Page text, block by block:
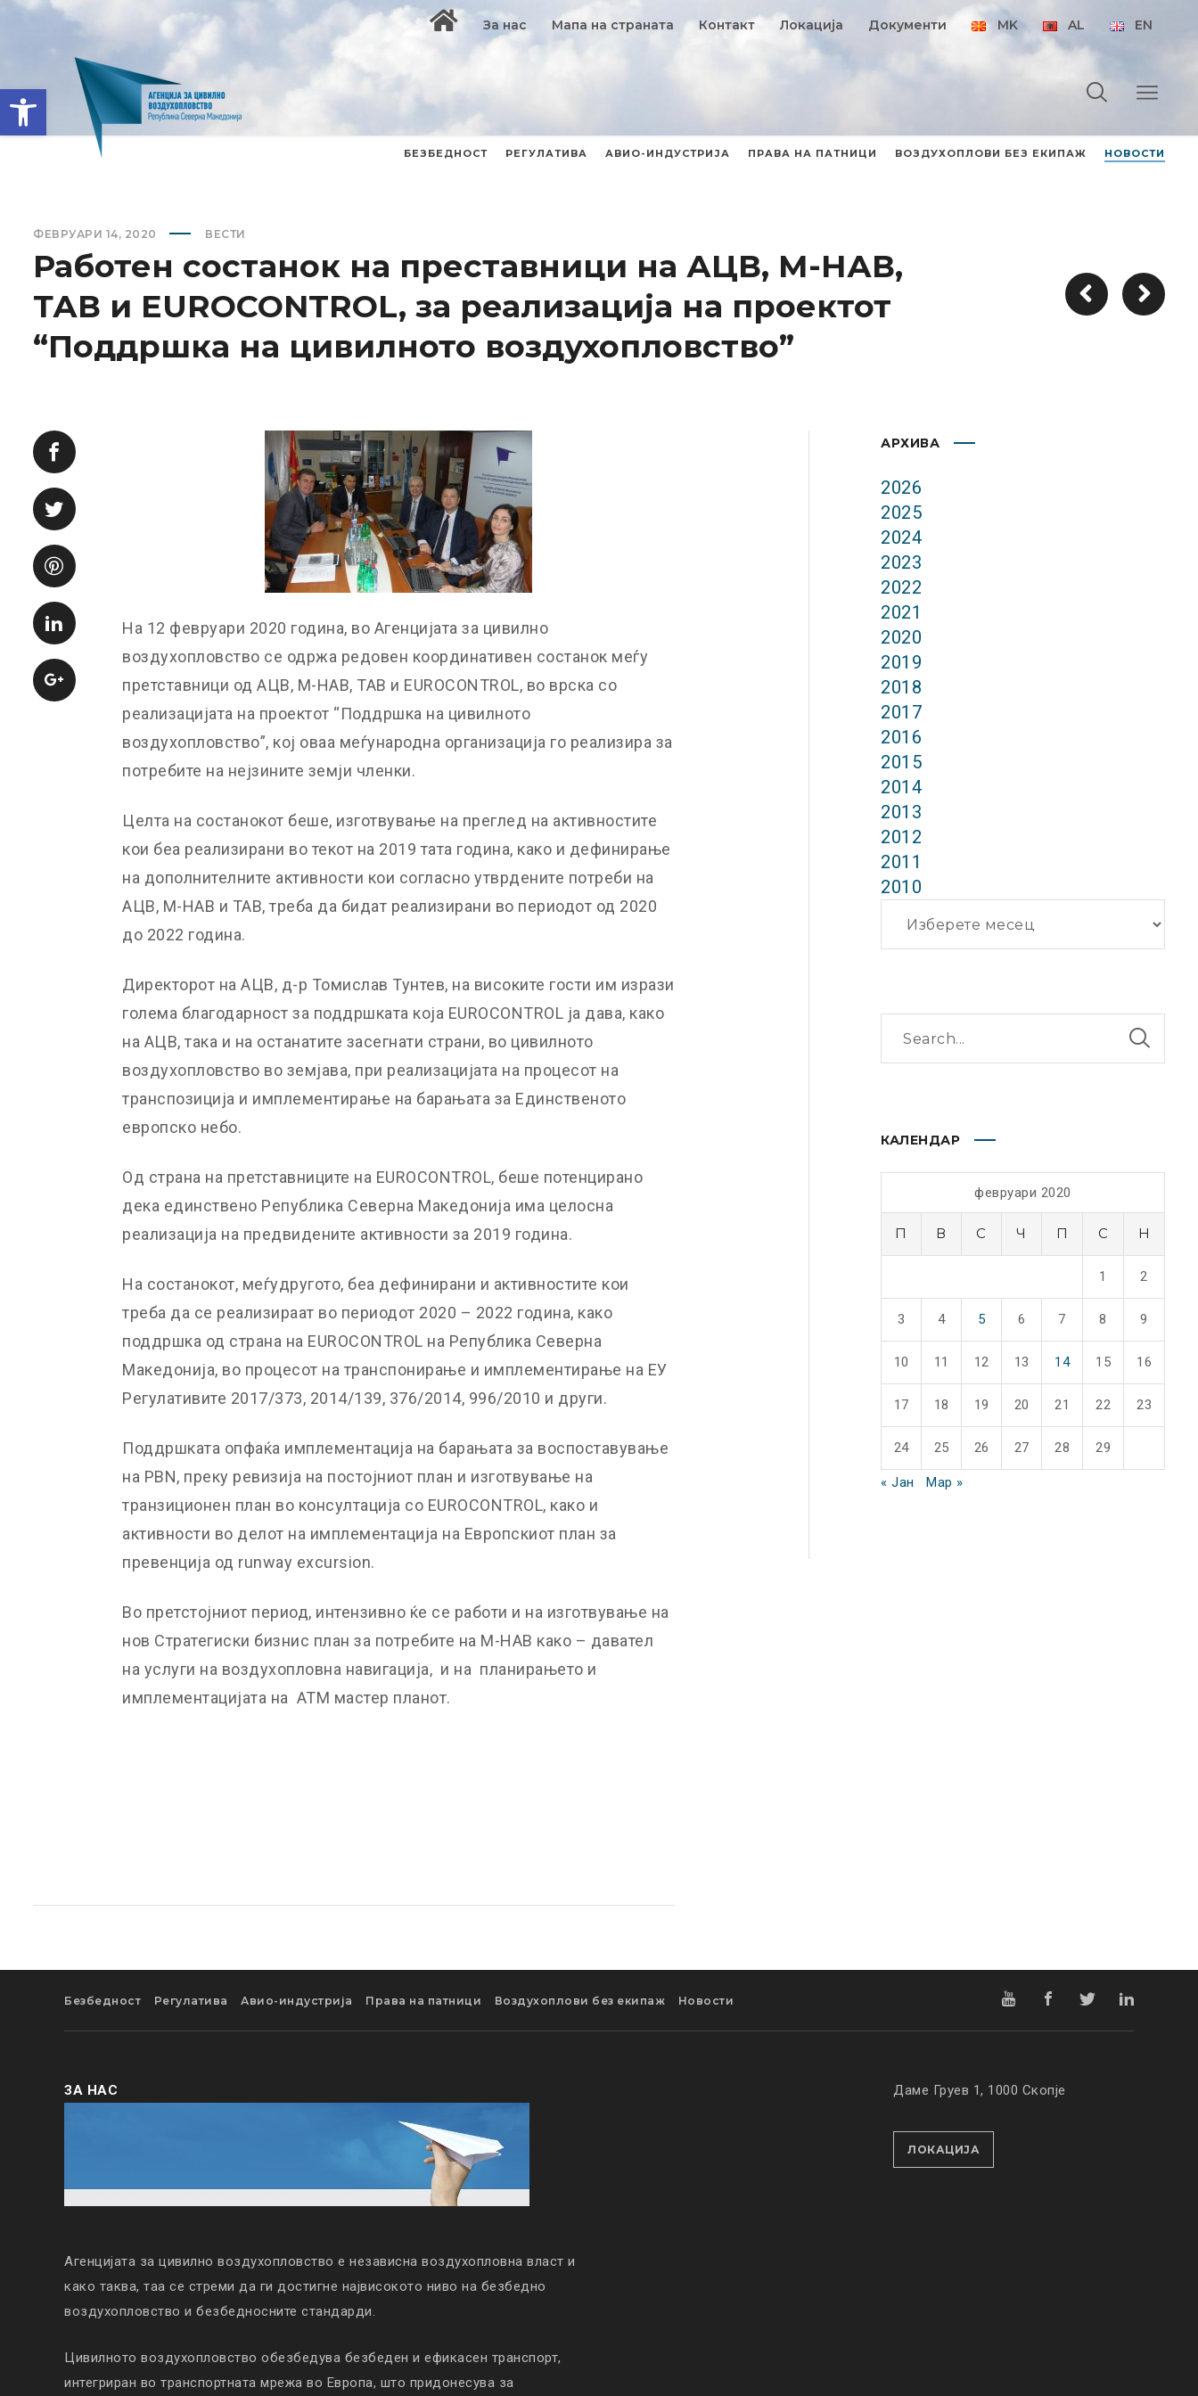
Open toolbar
За нас Мапа на страната Контакт Локација Документи MK AL EN
БЕЗБЕДНОСТ РЕГУЛАТИВА АВИО-ИНДУСТРИЈА ПРАВА НА ПАТНИЦИ ВОЗДУХОПЛОВИ БЕЗ ЕКИПАЖ НОВОСТИ
ФЕВРУАРИ 14, 2020 ВЕСТИ
Работен состанок на преставници на АЦВ, М-НАВ,
ТАВ и EUROCONTROL, за реализација на проектот
“Поддршка на цивилното воздухопловство”
На 12 февруари 2020 година, во Агенцијата за цивилно
воздухопловство се одржа редовен координативен состанок меѓу
претставници од АЦВ, М-НАВ, ТАВ и EUROCONTROL, во врска со
реализацијата на проектот “Поддршка на цивилното
воздухопловство”, кој оваа меѓународна организација го реализира за
потребите на нејзините земји членки.
Целта на состанокот беше, изготвување на преглед на активностите
кои беа реализирани во текот на 2019 тата година, како и дефинирање
на дополнителните активности кои согласно утврдените потреби на
АЦВ, М-НАВ и ТАВ, треба да бидат реализирани во периодот од 2020
до 2022 година.
Директорот на АЦВ, д-р Томислав Тунтев, на високите гости им изрази
голема благодарност за поддршката која EUROCONTROL ја дава, како
на АЦВ, така и на останатите засегнати страни, во цивилното
воздухопловство во земјава, при реализацијата на процесот на
транспозиција и имплементирање на барањата за Единственото
европско небо.
Од страна на претставниците на EUROCONTROL, беше потенцирано
дека единствено Република Северна Македонија има целосна
реализација на предвидените активности за 2019 година.
На состанокот, меѓудругото, беа дефинирани и активностите кои
треба да се реализираат во периодот 2020 – 2022 година, како
поддршка од страна на EUROCONTROL на Република Северна
Македонија, во процесот на транспонирање и имплементирање на ЕУ
Регулативите 2017/373, 2014/139, 376/2014, 996/2010 и други.
Поддршката опфаќа имплементација на барањата за воспоставување
на PBN, преку ревизија на постојниот план и изготвување на
транзиционен план во консултација со EUROCONTROL, како и
активности во делот на имплементација на Европскиот план за
превенција од runway excursion.
Во претстојниот период, интензивно ќе се работи и на изготвување на
нов Стратегиски бизнис план за потребите на М-НАВ како – давател
на услуги на воздухопловна навигација, и на планирањето и
имплементацијата на АТМ мастер планот.
АРХИВА
2026
2025
2024
2023
2022
2021
2020
2019
2018
2017
2016
2015
2014
2013
2012
2011
2010
КАЛЕНДАР
февруари 2020
П В С Ч П С Н
1 2
3 4 5 6 7 8 9
10 11 12 13 14 15 16
17 18 19 20 21 22 23
24 25 26 27 28 29
« Јан Мар »
Безбедност Регулатива Авио-индустрија Права на патници Воздухоплови без екипаж Новости
ЗА НАС
Агенцијата за цивилно воздухопловство е независна воздухопловна власт и
како таква, таа се стреми да ги достигне највисокото ниво на безбедно
воздухопловство и безбедносните стандарди.
Цивилното воздухопловство обезбедува безбеден и ефикасен транспорт,
интегриран во транспортната мрежа во Европа, што придонесува за
Даме Груев 1, 1000 Скопје
ЛОКАЦИЈА